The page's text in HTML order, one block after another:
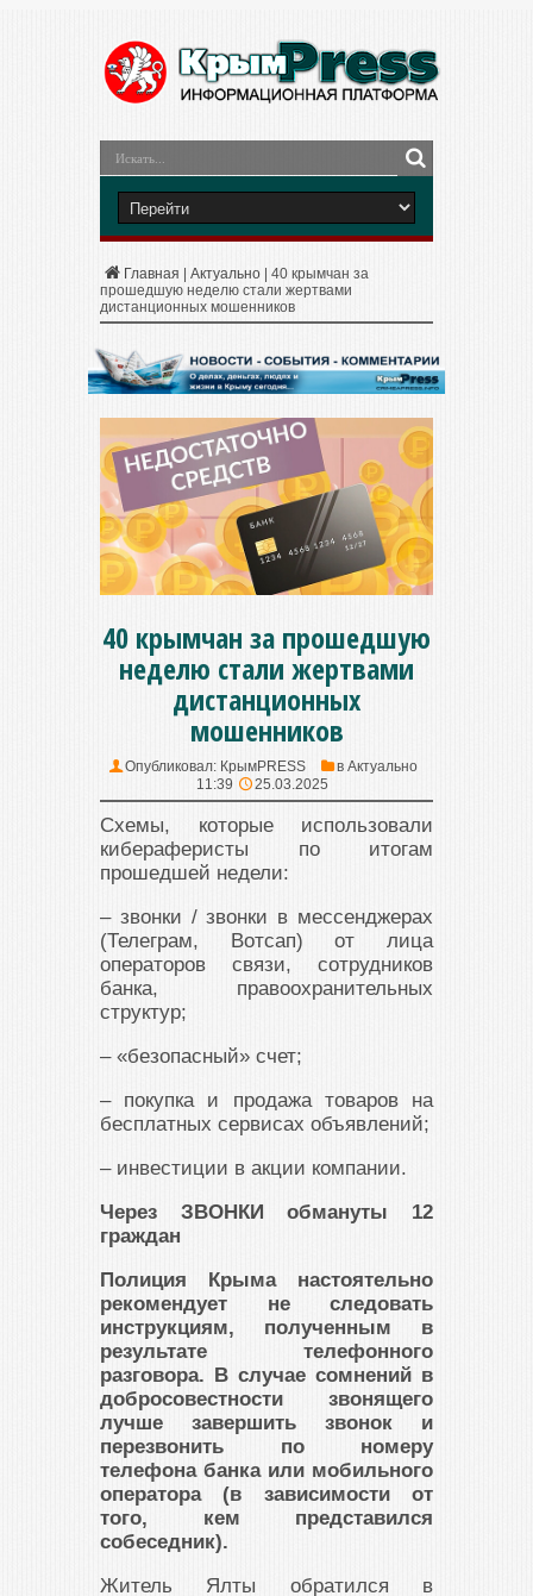
Главная Актуально
40 крымчан за
прошедшую неделю стали жертвами
дистанционных мошенников
40 крымчан за прошедшую
неделю стали жертвами
дистанционных
мошенников
Опубликовал: КрымPRESS в Актуально
11:39
25.03.2025
Схемы, которые использовали
кибераферисты по итогам
прошедшей недели:
– звонки / звонки в мессенджерах
(Телеграм, Вотсап) от лица
операторов связи, сотрудников
банка, правоохранительных
структур;
– «безопасный» счет;
– покупка и продажа товаров на
бесплатных сервисах объявлений;
– инвестиции в акции компании.
Через ЗВОНКИ обмануты 12
граждан
Полиция Крыма настоятельно
рекомендует не следовать
инструкциям, полученным в
результате телефонного
разговора. В случае сомнений в
добросовестности звонящего
лучше завершить звонок и
перезвонить по номеру
телефона банка или мобильного
оператора (в зависимости от
того, кем представился
собеседник).
Житель Ялты обратился в